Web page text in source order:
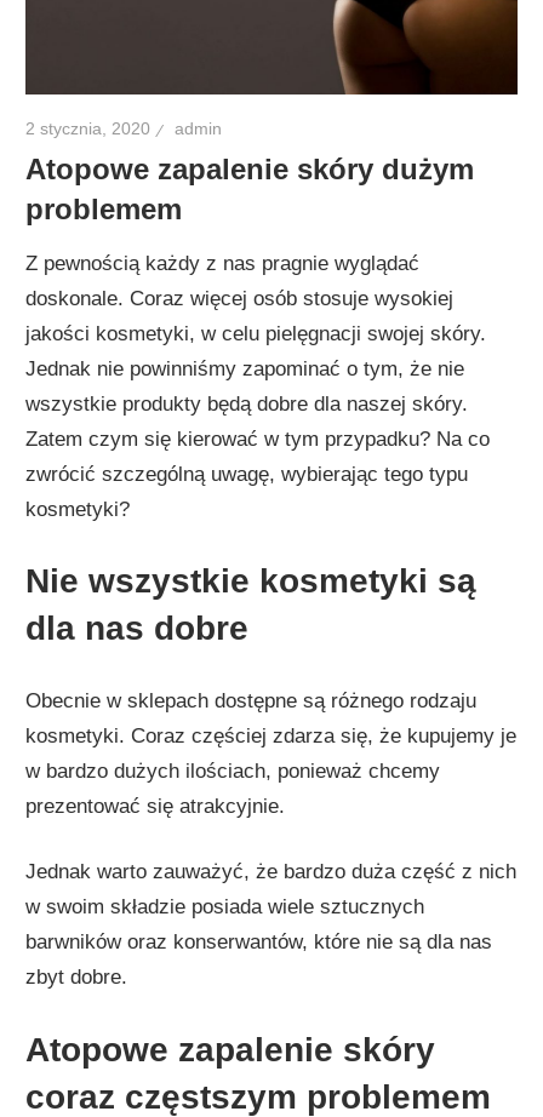
2 stycznia, 2020 admin
Atopowe zapalenie skóry dużym
problemem
Z pewnością każdy z nas pragnie wyglądać
doskonale. Coraz więcej osób stosuje wysokiej
jakości kosmetyki, w celu pielęgnacji swojej skóry.
Jednak nie powinniśmy zapominać o tym, że nie
wszystkie produkty będą dobre dla naszej skóry.
Zatem czym się kierować w tym przypadku? Na co
zwrócić szczególną uwagę, wybierając tego typu
kosmetyki?
Nie wszystkie kosmetyki są
dla nas dobre
Obecnie w sklepach dostępne są różnego rodzaju
kosmetyki. Coraz częściej zdarza się, że kupujemy je
w bardzo dużych ilościach, ponieważ chcemy
prezentować się atrakcyjnie.
Jednak warto zauważyć, że bardzo duża część z nich
w swoim składzie posiada wiele sztucznych
barwników oraz konserwantów, które nie są dla nas
zbyt dobre.
Atopowe zapalenie skóry
coraz częstszym problemem